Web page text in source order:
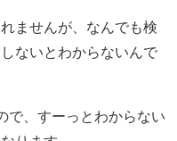
ませんが、なんでも検
ないとわからないんで
で、すーっとわからない